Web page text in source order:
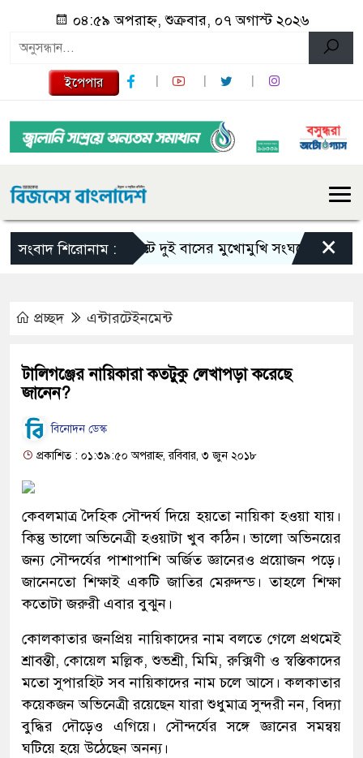
০৪:৫৯ অপরাহ্ন, শুক্রবার, ০৭ অগাস্ট ২০২৬
ইপেপার
সংবাদ শিরোনাম :সিলেটে দুই বাসের মুখোমুখি সংঘর্ষে নিহত বেড়ে ৯
×
প্রচ্ছদ এন্টারটেইনমেন্ট
টালিগঞ্জের নায়িকারা কতটুকু লেখাপড়া করেছে
জানেন?
বিনোদন ডেস্ক
প্রকাশিত : ০১:৩৯:৫০ অপরাহ্ন, রবিবার, ৩ জুন ২০১৮
কেবলমাত্র দৈহিক সৌন্দর্য দিয়ে হয়তো নায়িকা হওয়া যায়।
কিন্তু ভালো অভিনেত্রী হওয়াটা খুব কঠিন। ভালো অভিনয়ের
জন্য সৌন্দর্যের পাশাপাশি অর্জিত জ্ঞানেরও প্রয়োজন পড়ে।
জানেনতো শিক্ষাই একটি জাতির মেরুদন্ড। তাহলে শিক্ষা
কতোটা জরুরী এবার বুঝুন।
কোলকাতার জনপ্রিয় নায়িকাদের নাম বলতে গেলে প্রথমেই
শ্রাবন্তী, কোয়েল মল্লিক, শুভশ্রী, মিমি, রুক্সিণী ও স্বস্তিকাদের
মতো সুপারহিট সব নায়িকাদের নাম চলে আসে। কলকাতার
কয়েকজন অভিনেত্রী রয়েছেন যারা শুধুমাত্র সুন্দরী নন, বিদ্যা
বুদ্ধির দৌড়েও এগিয়ে। সৌন্দর্যের সঙ্গে জ্ঞানের সমন্বয়
ঘটিয়ে হয়ে উঠেছেন অনন্য।